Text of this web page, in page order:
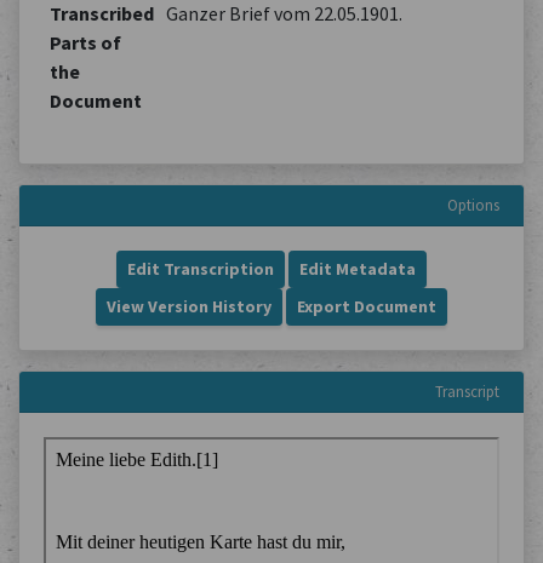
Transcribed
Parts of
the
Document
Ganzer Brief vom 22.05.1901.
Options
Edit Transcription
Edit Metadata
View Version History
Export Document
Transcript